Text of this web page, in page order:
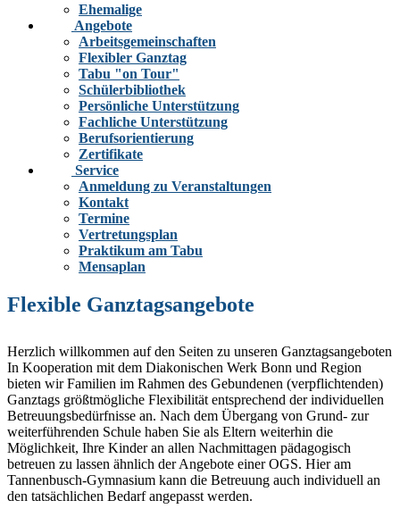
Ehemalige
Angebote
Arbeitsgemeinschaften
Flexibler Ganztag
Tabu "on Tour"
Schülerbibliothek
Persönliche Unterstützung
Fachliche Unterstützung
Berufsorientierung
Zertifikate
Service
Anmeldung zu Veranstaltungen
Kontakt
Termine
Vertretungsplan
Praktikum am Tabu
Mensaplan
Flexible Ganztagsangebote
Herzlich willkommen auf den Seiten zu unseren Ganztagsangeboten
In Kooperation mit dem Diakonischen Werk Bonn und Region
bieten wir Familien im Rahmen des Gebundenen (verpflichtenden)
Ganztags größtmögliche Flexibilität entsprechend der individuellen
Betreuungsbedürfnisse an. Nach dem Übergang von Grund- zur
weiterführenden Schule haben Sie als Eltern weiterhin die
Möglichkeit, Ihre Kinder an allen Nachmittagen pädagogisch
betreuen zu lassen ähnlich der Angebote einer OGS. Hier am
Tannenbusch-Gymnasium kann die Betreuung auch individuell an
den tatsächlichen Bedarf angepasst werden.